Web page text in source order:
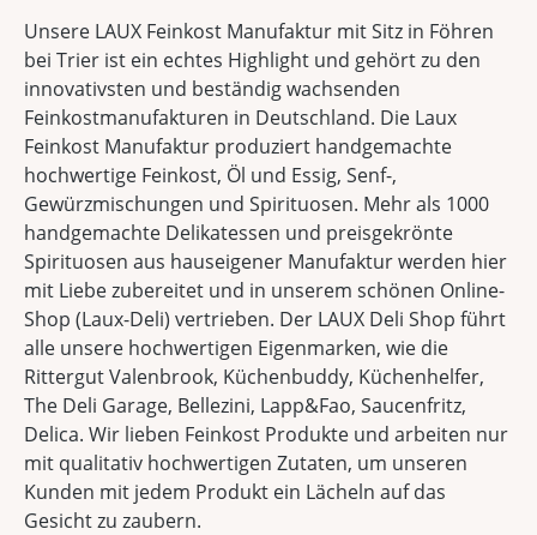
Unsere LAUX Feinkost Manufaktur mit Sitz in Föhren
bei Trier ist ein echtes Highlight und gehört zu den
innovativsten und beständig wachsenden
Feinkostmanufakturen in Deutschland. Die Laux
Feinkost Manufaktur produziert handgemachte
hochwertige Feinkost, Öl und Essig, Senf-,
Gewürzmischungen und Spirituosen. Mehr als 1000
handgemachte Delikatessen und preisgekrönte
Spirituosen aus hauseigener Manufaktur werden hier
mit Liebe zubereitet und in unserem schönen Online-
Shop (Laux-Deli) vertrieben. Der LAUX Deli Shop führt
alle unsere hochwertigen Eigenmarken, wie die
Rittergut Valenbrook, Küchenbuddy, Küchenhelfer,
The Deli Garage, Bellezini, Lapp&Fao, Saucenfritz,
Delica. Wir lieben Feinkost Produkte und arbeiten nur
mit qualitativ hochwertigen Zutaten, um unseren
Kunden mit jedem Produkt ein Lächeln auf das
Gesicht zu zaubern.